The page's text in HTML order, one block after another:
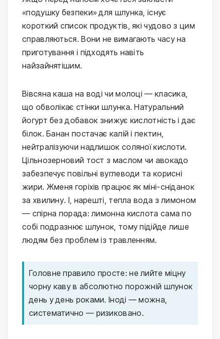
«подушку безпеки» для шлунка, існує
короткий список продуктів, які чудово з цим
справляються. Вони не вимагають часу на
приготування і підходять навіть
найзайнятішим.
Вівсяна каша на воді чи молоці — класика,
що обволікає стінки шлунка. Натуральний
йогурт без добавок знижує кислотність і дає
білок. Банан постачає калій і пектин,
нейтралізуючи надлишок соляної кислоти.
Цільнозерновий тост з маслом чи авокадо
забезпечує повільні вуглеводи та корисні
жири. Жменя горіхів працює як міні-сніданок
за хвилину. І, нарешті, тепла вода з лимоном
— спірна порада: лимонна кислота сама по
собі подразнює шлунок, тому підійде лише
людям без проблем із травленням.
Головне правило просте: не лийте міцну
чорну каву в абсолютно порожній шлунок
день у день роками. Іноді — можна,
систематично — ризиковано.